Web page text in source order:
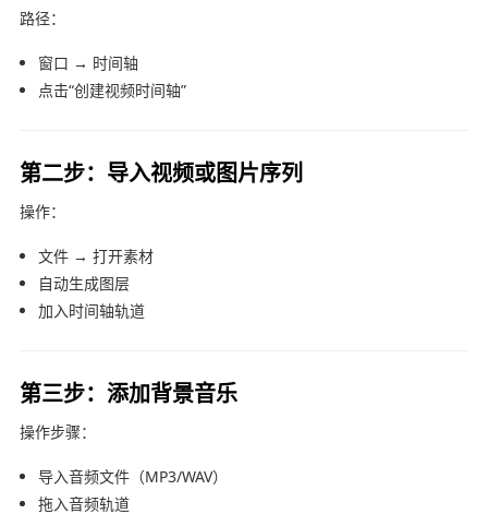
路径：
窗口 → 时间轴
点击“创建视频时间轴”
第二步：导入视频或图片序列
操作：
文件 → 打开素材
自动生成图层
加入时间轴轨道
第三步：添加背景音乐
操作步骤：
导入音频文件（MP3/WAV）
拖入音频轨道